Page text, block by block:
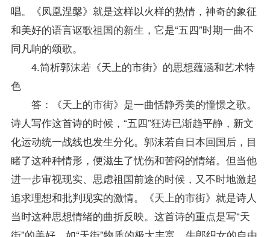
唱。《凤凰涅槃》就是这样以火样的热情，神奇的象征
和美好的语言讴歌祖国的新生，它是“五四”时期一曲不
同凡响的颂歌。
4.简析郭沫若《天上的市街》的思想蕴涵和艺术特
色
答：《天上的市街》是一曲恬静秀美的憧憬之歌。
诗人写作这首诗的时候，“五四”狂涛已渐趋平静，新文
化运动统一战线也发生分化。郭沫若自日本回国后，目
睹了这种种情形，便滋生了忧伤和苦闷的情绪。但当他
进一步审视现实、思虑祖国前途的时候，又不时地激起
追求理想和批判现实的激情。《天上的市街》就是诗人
当时这种思想情绪的曲折反映。这首诗的重点是写“天